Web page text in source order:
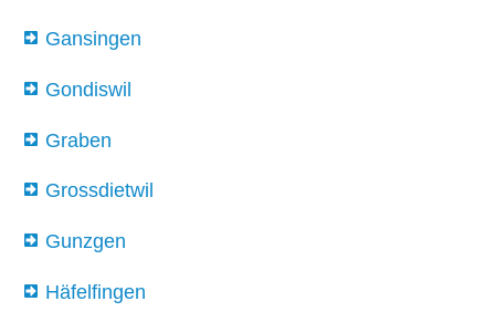
Gansingen
Gondiswil
Graben
Grossdietwil
Gunzgen
Häfelfingen